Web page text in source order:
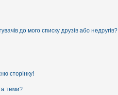
до мого списку друзів або недругів?
сторінку!
теми?